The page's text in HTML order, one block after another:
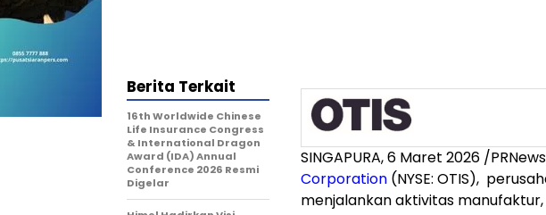
SINGAPURA,6 Maret 2026 /
Corporation (NYSE: OTIS),
menjalankan aktivitas manufaktur,
Berita Terkait
16th Worldwide Chinese
Life Insurance Congress
& International Dragon
Award (IDA) Annual
Conference 2026 Resmi
Digelar